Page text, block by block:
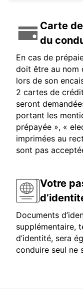
Carte
du
En cas de
doit être au nom
lors de son
2 cartes de
seront
portant les
prépayée », «
imprimées au
sont pas
Votre
Documents
supplémentaire,
d’identité, sera
conduire seul ne